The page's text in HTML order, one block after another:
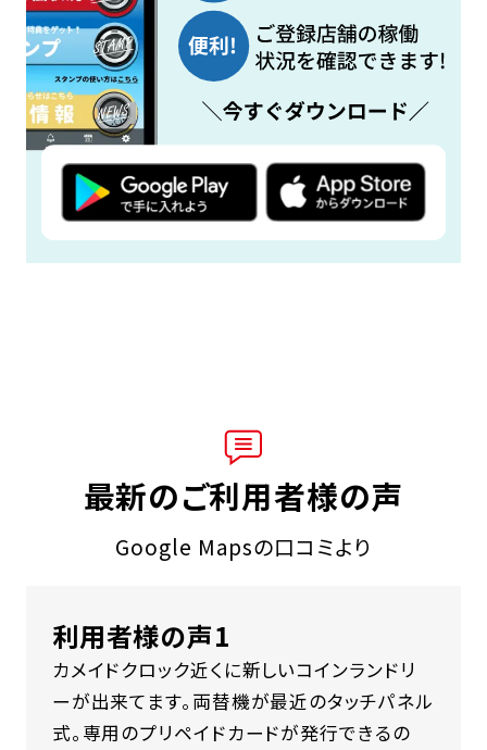
最新のご利用者様の声
Google Mapsの口コミより
利用者様の声1
カメイドクロック近くに新しいコインランドリ
ーが出来てます。両替機が最近のタッチパネル
式。専用のプリペイドカードが発行できるの